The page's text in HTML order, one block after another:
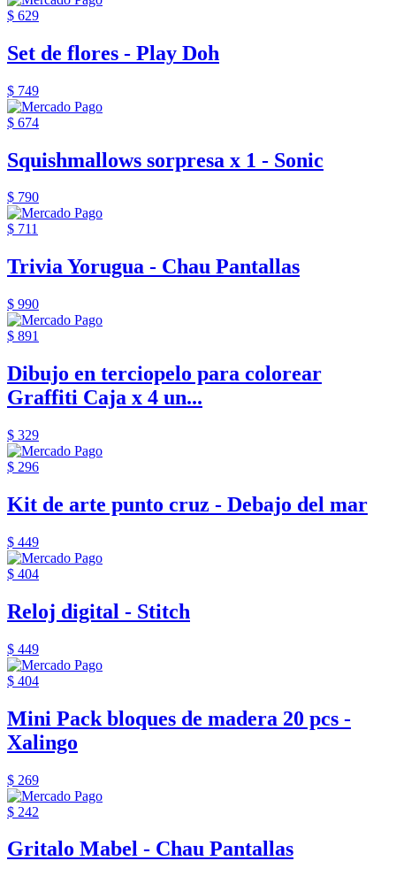
$ 629
Set de flores - Play Doh
$ 749
$ 674
Squishmallows sorpresa x 1 - Sonic
$ 790
$ 711
Trivia Yorugua - Chau Pantallas
$ 990
$ 891
Dibujo en terciopelo para colorear
Graffiti Caja x 4 un...
$ 329
$ 296
Kit de arte punto cruz - Debajo del mar
$ 449
$ 404
Reloj digital - Stitch
$ 449
$ 404
Mini Pack bloques de madera 20 pcs -
Xalingo
$ 269
$ 242
Gritalo Mabel - Chau Pantallas